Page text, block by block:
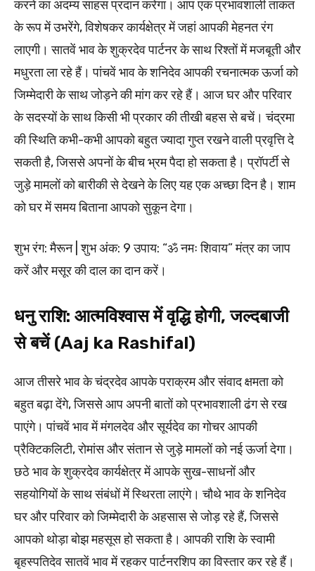
करने का अदम्य साहस प्रदान करेगा। आप एक प्रभावशाली ताकत
के रूप में उभरेंगे, विशेषकर कार्यक्षेत्र में जहां आपकी मेहनत रंग
लाएगी। सातवें भाव के शुक्रदेव पार्टनर के साथ रिश्तों में मजबूती और
मधुरता ला रहे हैं। पांचवें भाव के शनिदेव आपकी रचनात्मक ऊर्जा को
जिम्मेदारी के साथ जोड़ने की मांग कर रहे हैं। आज घर और परिवार
के सदस्यों के साथ किसी भी प्रकार की तीखी बहस से बचें। चंद्रमा
की स्थिति कभी-कभी आपको बहुत ज्यादा गुप्त रखने वाली प्रवृत्ति दे
सकती है, जिससे अपनों के बीच भ्रम पैदा हो सकता है। प्रॉपर्टी से
जुड़े मामलों को बारीकी से देखने के लिए यह एक अच्छा दिन है। शाम
को घर में समय बिताना आपको सुकून देगा।
शुभ रंग: मैरून | शुभ अंक: 9 उपाय: “ॐ नमः शिवाय” मंत्र का जाप
करें और मसूर की दाल का दान करें।
धनु राशि: आत्मविश्वास में वृद्धि होगी, जल्दबाजी
से बचें (Aaj ka Rashifal)
आज तीसरे भाव के चंद्रदेव आपके पराक्रम और संवाद क्षमता को
बहुत बढ़ा देंगे, जिससे आप अपनी बातों को प्रभावशाली ढंग से रख
पाएंगे। पांचवें भाव में मंगलदेव और सूर्यदेव का गोचर आपकी
प्रैक्टिकलिटी, रोमांस और संतान से जुड़े मामलों को नई ऊर्जा देगा।
छठे भाव के शुक्रदेव कार्यक्षेत्र में आपके सुख-साधनों और
सहयोगियों के साथ संबंधों में स्थिरता लाएंगे। चौथे भाव के शनिदेव
घर और परिवार को जिम्मेदारी के अहसास से जोड़ रहे हैं, जिससे
आपको थोड़ा बोझ महसूस हो सकता है। आपकी राशि के स्वामी
बृहस्पतिदेव सातवें भाव में रहकर पार्टनरशिप का विस्तार कर रहे हैं।